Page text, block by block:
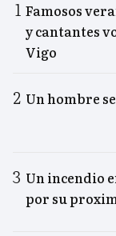
Famosos
y cantantes
Vigo
Un hombre
Un incendio
por su